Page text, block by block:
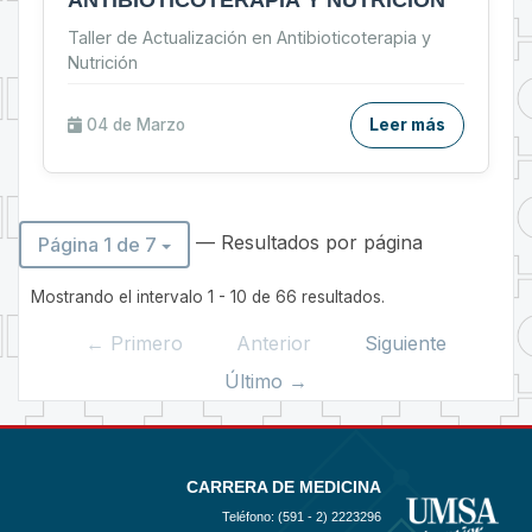
Taller de Actualización en Antibioticoterapia y
Nutrición
04 de Marzo Leer más
Página 1 de 7 — Resultados por página
Mostrando el intervalo 1 - 10 de 66 resultados.
← Primero Anterior
Siguiente
Último →
CARRERA DE MEDICINA
Teléfono: (591 - 2) 2223296